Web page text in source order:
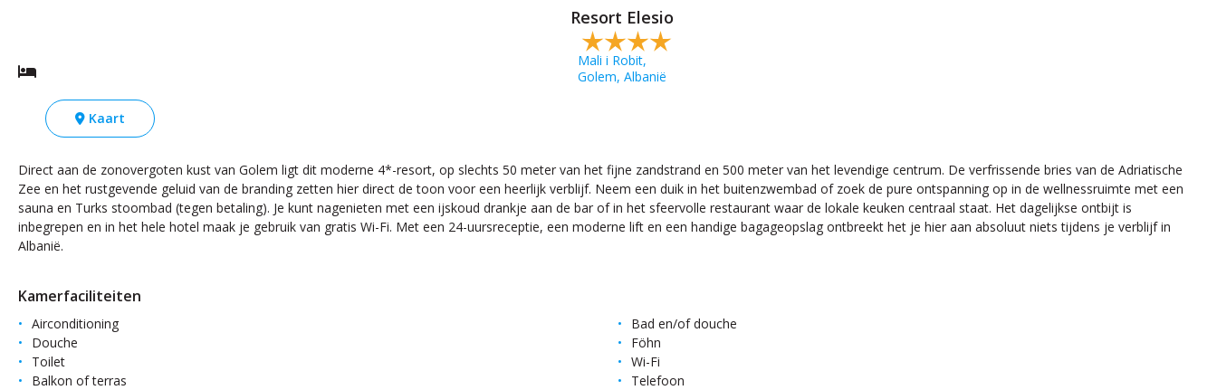
Resort Elesio
Mali i Robit,
Golem, Albanië
Kaart
Direct aan de zonovergoten kust van Golem ligt dit moderne 4*-resort, op slechts 50 meter van het fijne zandstrand en 500 meter van het levendige centrum. De verfrissende bries van de Adriatische
Zee en het rustgevende geluid van de branding zetten hier direct de toon voor een heerlijk verblijf. Neem een duik in het buitenzwembad of zoek de pure ontspanning op in de wellnessruimte met een
sauna en Turks stoombad (tegen betaling). Je kunt nagenieten met een ijskoud drankje aan de bar of in het sfeervolle restaurant waar de lokale keuken centraal staat. Het dagelijkse ontbijt is
inbegrepen en in het hele hotel maak je gebruik van gratis Wi-Fi. Met een 24-uursreceptie, een moderne lift en een handige bagageopslag ontbreekt het je hier aan absoluut niets tijdens je verblijf in
Albanië.
Kamerfaciliteiten
Airconditioning
Bad en/of douche
Douche
Föhn
Toilet
Wi-Fi
Balkon of terras
Telefoon